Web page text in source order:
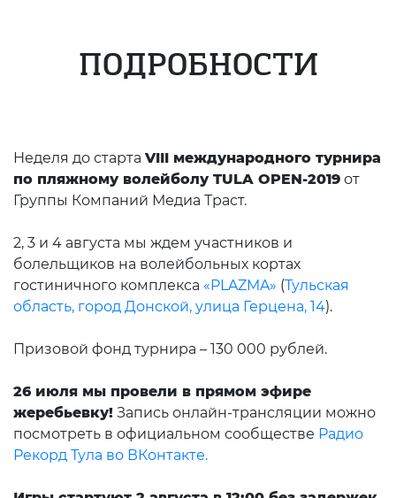
ПОДРОБНОСТИ
Неделя до старта VIII международного турнира
по пляжному волейболу TULA OPEN-2019 от
Группы Компаний Медиа Траст.
2, 3 и 4 августа мы ждем участников и
болельщиков на волейбольных кортах
гостиничного комплекса «PLAZMA» (Тульская
область, город Донской, улица Герцена, 14).
Призовой фонд турнира – 130 000 рублей.
26 июля мы провели в прямом эфире
жеребьевку! Запись онлайн-трансляции можно
посмотреть в официальном сообществе Радио
Рекорд Тула во ВКонтакте.